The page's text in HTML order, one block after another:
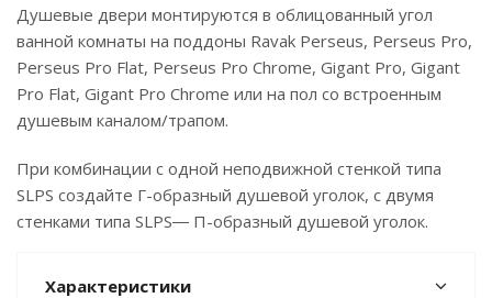
Душевые двери монтируются в облицованный угол
ванной комнаты на поддоны Ravak Perseus, Perseus Pro,
Perseus Pro Flat, Perseus Pro Chrome, Gigant Pro, Gigant
Pro Flat, Gigant Pro Chrome или на пол со встроенным
душевым каналом/трапом.
При комбинации с одной неподвижной стенкой типа
SLPS создайте Г-образный душевой уголок, с двумя
стенками типа SLPS― П-образный душевой уголок.
Характеристики